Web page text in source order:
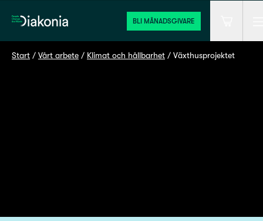
Hem BLI MÅNADSGIVARE
Start / Vårt arbete / Klimat och hållbarhet / Växthusprojektet